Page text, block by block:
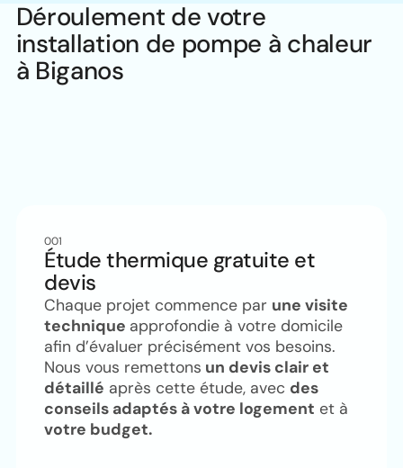
Déroulement de votre
installation de pompe à chaleur
à Biganos
001
Étude thermique gratuite et
devis
Chaque projet commence par une visite
technique approfondie à votre domicile
afin d’évaluer précisément vos besoins.
Nous vous remettons un devis clair et
détaillé après cette étude, avec des
conseils adaptés à votre logement et à
votre budget.